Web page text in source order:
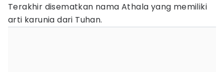
Terakhir disematkan nama Athala yang memiliki
arti karunia dari Tuhan.